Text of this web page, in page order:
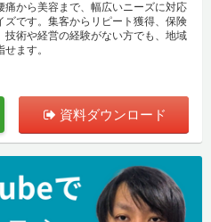
痛から美容まで、幅広いニーズに対応
ズです。集客からリピート獲得、保険
術や経営の経験がない方でも、地域
ます。
資料ダウンロード